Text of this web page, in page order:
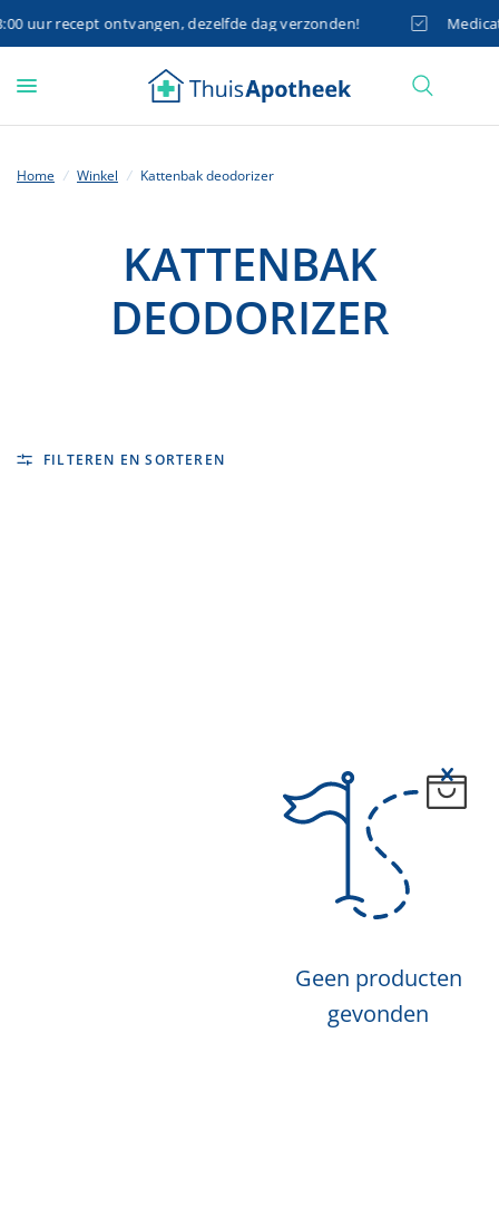
uur recept ontvangen, dezelfde dag verzonden!
Home / Winkel / Kattenbak deodorizer
KATTENBAK
DEODORIZER
FILTEREN EN SORTEREN
Geen producten
gevonden